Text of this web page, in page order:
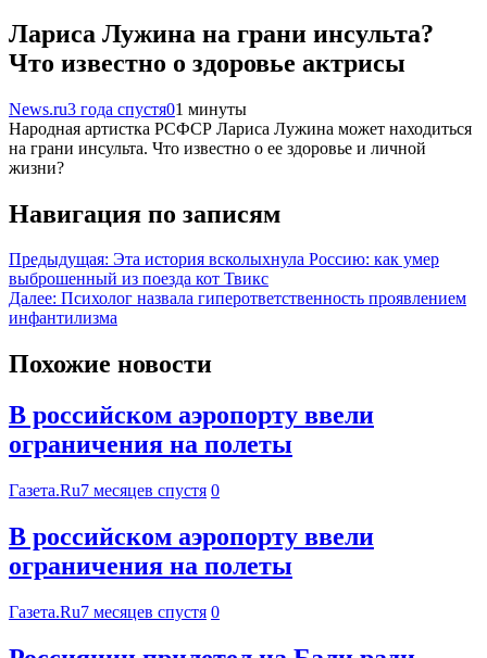
Лариса Лужина на грани инсульта?
Что известно о здоровье актрисы
News.ru3 года спустя01 минуты
Народная артистка РСФСР Лариса Лужина может находиться
на грани инсульта. Что известно о ее здоровье и личной
жизни?
Навигация по записям
Предыдущая: Эта история всколыхнула Россию: как умер
выброшенный из поезда кот Твикс
Далее: Психолог назвала гиперответственность проявлением
инфантилизма
Похожие новости
В российском аэропорту ввели
ограничения на полеты
Газета.Ru7 месяцев спустя 0
В российском аэропорту ввели
ограничения на полеты
Газета.Ru7 месяцев спустя 0